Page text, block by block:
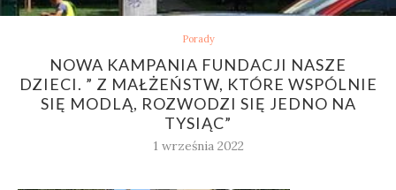
Porady
NOWA KAMPANIA FUNDACJI NASZE
DZIECI. ” Z MAŁŻEŃSTW, KTÓRE WSPÓLNIE
SIĘ MODLĄ, ROZWODZI SIĘ JEDNO NA
TYSIĄC”
1 września 2022